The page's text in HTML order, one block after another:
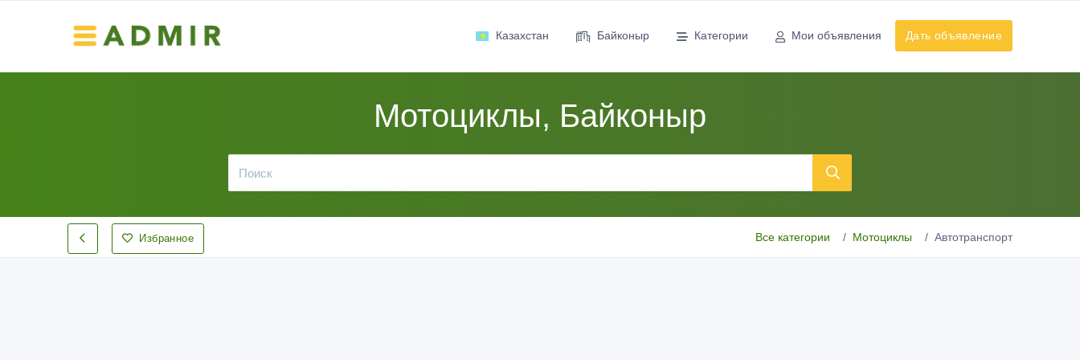
Казахстан Байконыр Категории Мои объявления Дать объявление
Мотоциклы, Байконыр
Избранное Все категории Мотоциклы Автотранспорт